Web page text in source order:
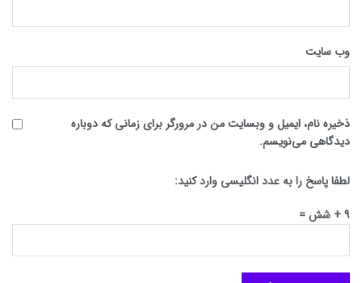
وب‌ سایت
ذخیره نام، ایمیل و وبسایت من در مرورگر برای زمانی که دوباره
دیدگاهی می‌نویسم.
لطفا پاسخ را به عدد انگلیسی وارد کنید:
9 + شش =